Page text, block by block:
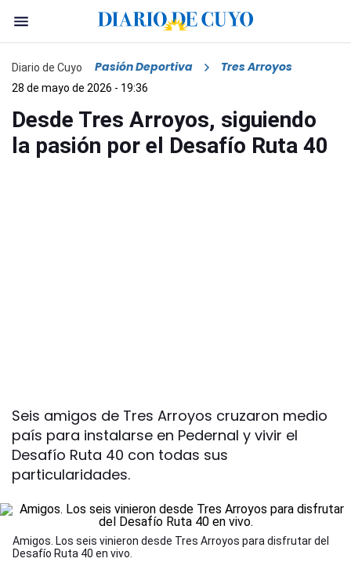
Diario de Cuyo Pasión Deportiva Tres Arroyos
28 de mayo de 2026 - 19:36
Desde Tres Arroyos, siguiendo
la pasión por el Desafío Ruta 40
Seis amigos de Tres Arroyos cruzaron medio
país para instalarse en Pedernal y vivir el
Desafío Ruta 40 con todas sus
particularidades.
Amigos. Los seis vinieron desde Tres Arroyos para disfrutar del
Desafío Ruta 40 en vivo.